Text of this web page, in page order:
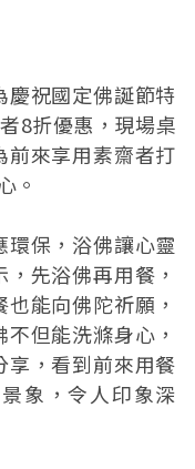
慶祝國定佛誕節特
8折優惠，現場桌
前來享用素齋者打
。
保，浴佛讓心靈
先浴佛再用餐，
能向佛陀祈願，
但能洗滌身心，
享，看到前來用餐
象，令人印象深